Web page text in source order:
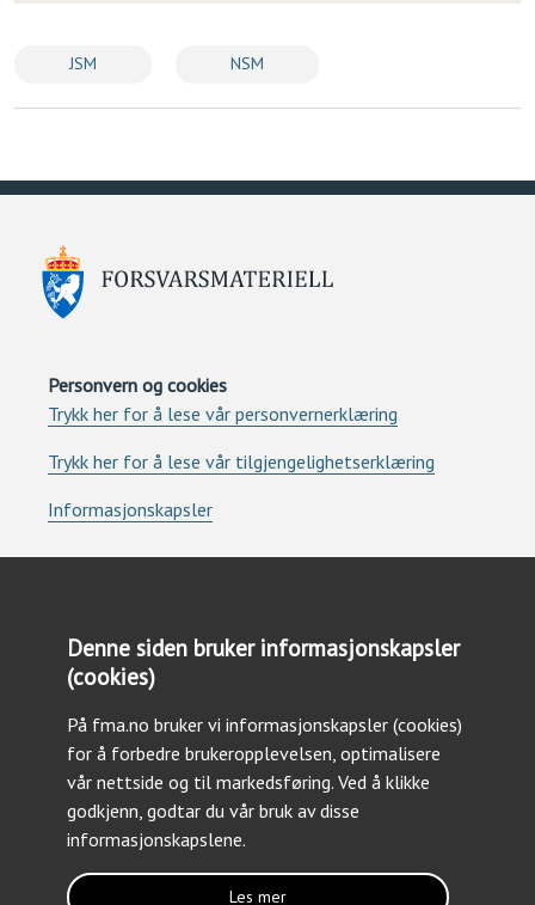
Denne siden bruker informasjonskapsler
(cookies)
På fma.no bruker vi informasjonskapsler (cookies)
for å forbedre brukeropplevelsen, optimalisere
vår nettside og til markedsføring. Ved å klikke
godkjenn, godtar du vår bruk av disse
informasjonskapslene.
Les mer
Australia i 2022
som bevarer den operative rekkjevidda og den
JSM NSM
Personvern og cookies
Trykk her for å lese vår personvernerklæring
Trykk her for å lese vår tilgjengelighetserklæring
Informasjonskapsler
Tlf: +47 23 09 30 03
Epost: forsvarsmateriell@fma.no